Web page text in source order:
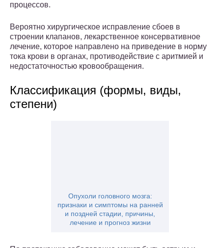
процессов.
Вероятно хирургическое исправление сбоев в
строении клапанов, лекарственное консервативное
лечение, которое направлено на приведение в норму
тока крови в органах, противодействие с аритмией и
недостаточностью кровообращения.
Классификация (формы, виды,
степени)
Опухоли головного мозга:
признаки и симптомы на ранней
и поздней стадии, причины,
лечение и прогноз жизни